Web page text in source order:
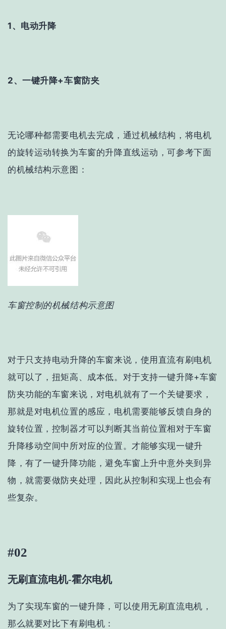
1、电动升降
2、一键升降+车窗防夹
无论哪种都需要电机去完成，通过机械结构，将电机
的旋转运动转换为车窗的升降直线运动，可参考下面
的机械结构示意图：
车窗控制的机械结构示意图
对于只支持电动升降的车窗来说，使用直流有刷电机
就可以了，扭矩高、成本低。对于支持一键升降+车窗
防夹功能的车窗来说，对电机就有了一个关键要求，
那就是对电机位置的感应，电机需要能够反馈自身的
旋转位置，控制器才可以判断其当前位置相对于车窗
升降移动空间中所对应的位置。才能够实现一键升
降，有了一键升降功能，避免车窗上升中意外夹到异
物，就需要做防夹处理，因此从控制和实现上也会有
些复杂。
#02
无刷直流电机-霍尔电机
为了实现车窗的一键升降，可以使用无刷直流电机，
那么就要对比下有刷电机：